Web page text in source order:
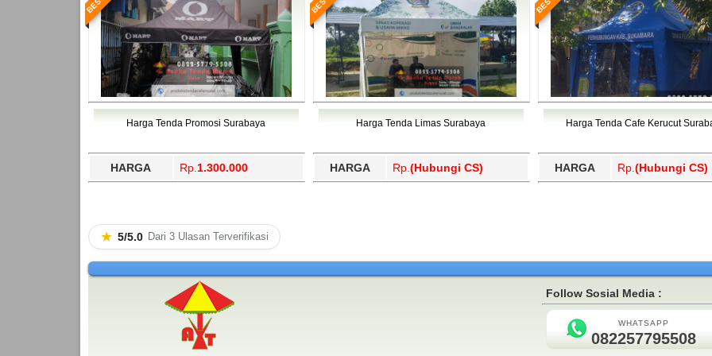
Harga Tenda Promosi Surabaya
HARGA Rp. 1.300.000
Harga Tenda Limas Surabaya
HARGA Rp. (Hubungi CS)
Harga Tenda Cafe Kerucut
HARGA Rp. (Hubungi CS)
★ 5/5.0 Dari 3 Ulasan Terverifikasi
Follow Sosial Media :
WHATSAPP
082257795508